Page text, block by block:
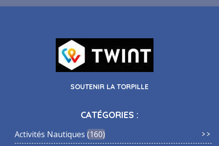
SOUTENIR LA TORPILLE
CATÉGORIES :
Activités Nautiques 160